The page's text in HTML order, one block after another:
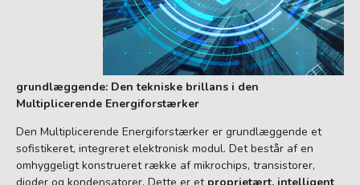
grundlæggende: Den tekniske brillans i den
Multiplicerende Energiforstærker
Den Multiplicerende Energiforstærker er grundlæggende et
sofistikeret, integreret elektronisk modul. Det består af en
omhyggeligt konstrueret række af mikrochips, transistorer,